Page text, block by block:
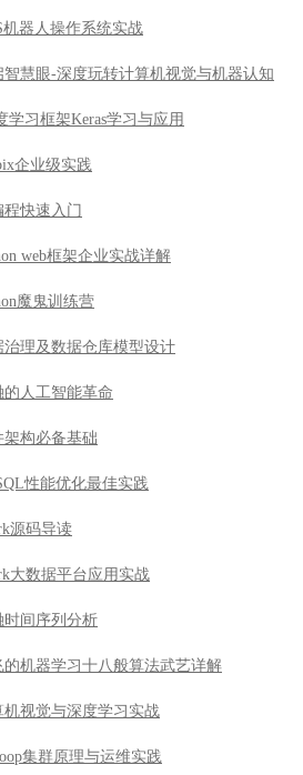
机器人操作系统实战
智慧眼-深度玩转计算机视觉与机器认知
学习框架Keras学习与应用
企业级实践
程快速入门
web框架企业实战详解
魔鬼训练营
治理及数据仓库模型设计
的人工智能革命
架构必备基础
性能优化最佳实践
源码导读
大数据平台应用实战
时间序列分析
的机器学习十八般算法武艺详解
机视觉与深度学习实战
集群原理与运维实践